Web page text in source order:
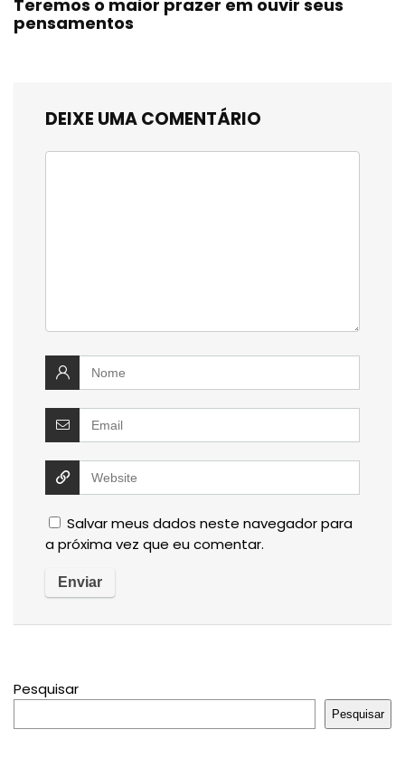
Teremos o maior prazer em ouvir seus
pensamentos
DEIXE UMA COMENTÁRIO
Salvar meus dados neste navegador para
a próxima vez que eu comentar.
Pesquisar
Pesquisar